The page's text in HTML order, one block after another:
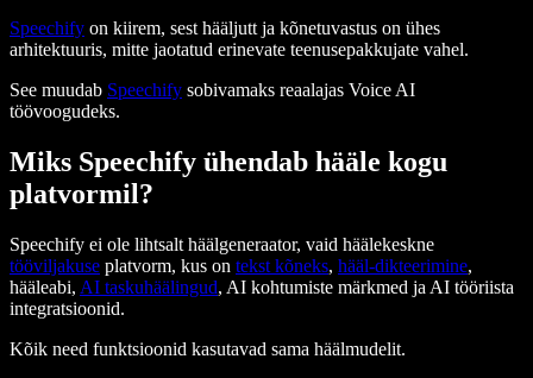
Speechify on kiirem, sest hääljutt ja kõnetuvastus on ühes
arhitektuuris, mitte jaotatud erinevate teenusepakkujate vahel.
See muudab Speechify sobivamaks reaalajas Voice AI
töövoogudeks.
Miks Speechify ühendab hääle kogu
platvormil?
Speechify ei ole lihtsalt häälgeneraator, vaid häälekeskne
tööviljakuse platvorm, kus on tekst kõneks, hääl-dikteerimine,
hääleabi, AI taskuhäälingud, AI kohtumiste märkmed ja AI tööriista
integratsioonid.
Kõik need funktsioonid kasutavad sama häälmudelit.